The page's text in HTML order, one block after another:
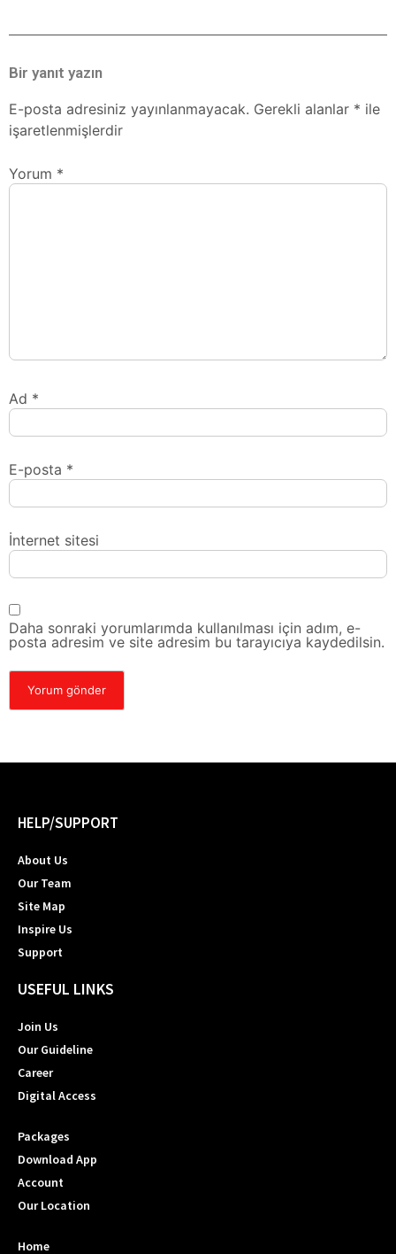
Bir yanıt yazın
E-posta adresiniz yayınlanmayacak. Gerekli alanlar * ile
işaretlenmişlerdir
Yorum *
Ad *
E-posta *
İnternet sitesi
Daha sonraki yorumlarımda kullanılması için adım, e-
posta adresim ve site adresim bu tarayıcıya kaydedilsin.
HELP/SUPPORT
About Us
Our Team
Site Map
Inspire Us
Support
USEFUL LINKS
Join Us
Our Guideline
Career
Digital Access
Packages
Download App
Account
Our Location
Home